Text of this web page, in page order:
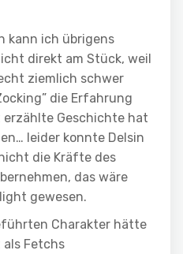
kann ich übrigens
direkt am Stück, weil
ziemlich schwer
die Erfahrung
Geschichte hat
leider konnte Delsin
die Kräfte des
das wäre
gewesen.
Charakter hätte
Fetchs